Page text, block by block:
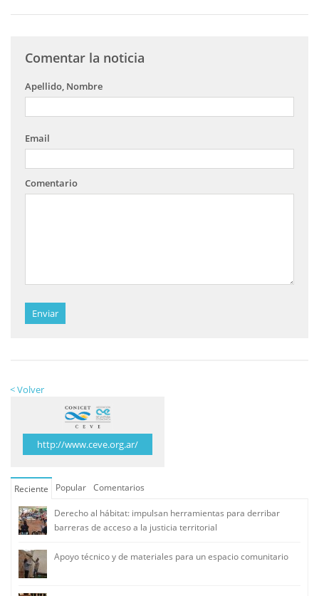
Comentar la noticia
Apellido, Nombre
Email
Comentario
Enviar
< Volver
http://www.ceve.org.ar/
Reciente Popular Comentarios
Derecho al hábitat: impulsan herramientas para derribar
barreras de acceso a la justicia territorial
Apoyo técnico y de materiales para un espacio comunitario